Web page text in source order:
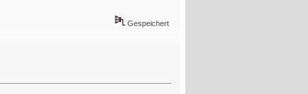
Gespeichert